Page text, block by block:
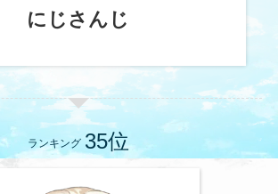
にじさんじ
ランキング